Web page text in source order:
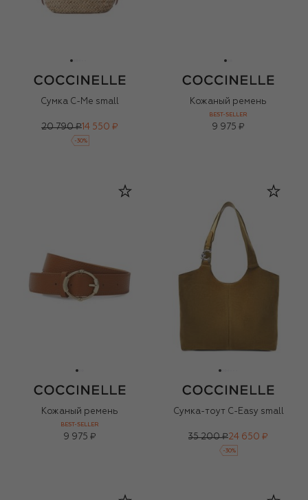
Сумка C-Me small
20 790 ₽ 14 550 ₽
-30%
Кожаный ремень
BEST-SELLER
9 975 ₽
Кожаный ремень
BEST-SELLER
9 975 ₽
Сумка-тоут C-Easy small
35 200 ₽24 650 ₽
-30%